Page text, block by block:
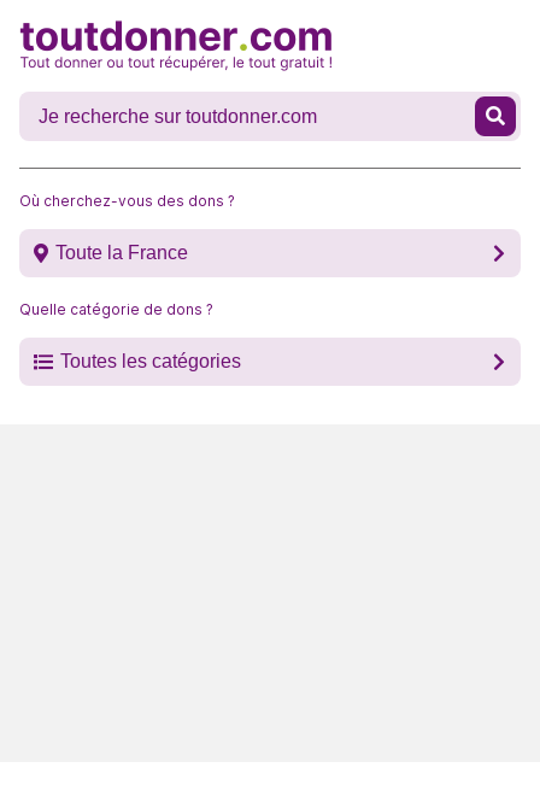
Où cherchez-vous des dons ?
Toute la France
Quelle catégorie de dons ?
Toutes les catégories